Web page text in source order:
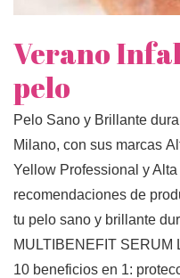
Verano
pelo
Pelo Sano y Brillante
Milano, con sus marcas
Yellow Professional y
recomendaciones de
tu pelo sano y brillante
MULTIBENEFIT SERUM
10 beneficios en 1: